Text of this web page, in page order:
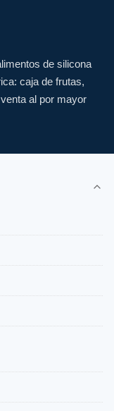
de silicona
caja de frutas,
al por mayor